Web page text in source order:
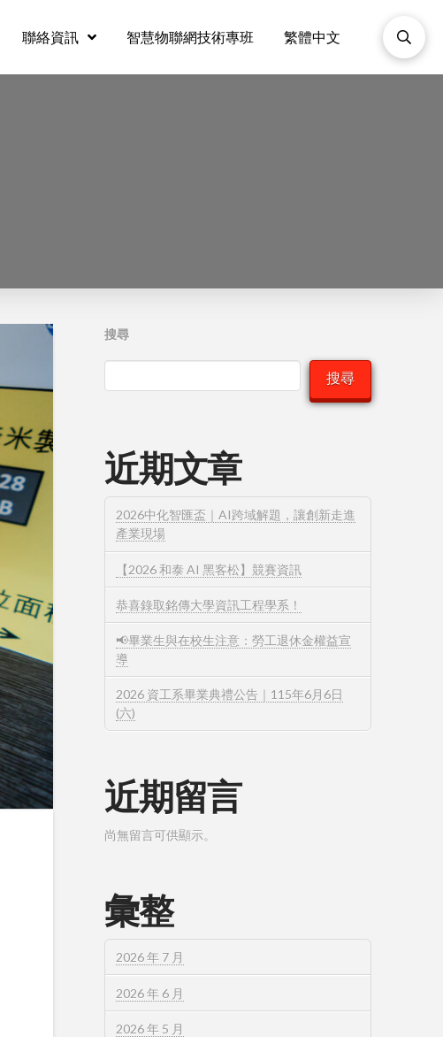
聯絡資訊 智慧物聯網技術專班 繁體中文
搜尋
搜尋
近期文章
2026中化智匯盃｜AI跨域解題，讓創新走進
產業現場
【2026 和泰 AI 黑客松】競賽資訊
恭喜錄取銘傳大學資訊工程學系！
📢畢業生與在校生注意：勞工退休金權益宣
導
2026 資工系畢業典禮公告｜115年6月6日
(六)
近期留言
尚無留言可供顯示。
彙整
2026 年 7 月
2026 年 6 月
2026 年 5 月